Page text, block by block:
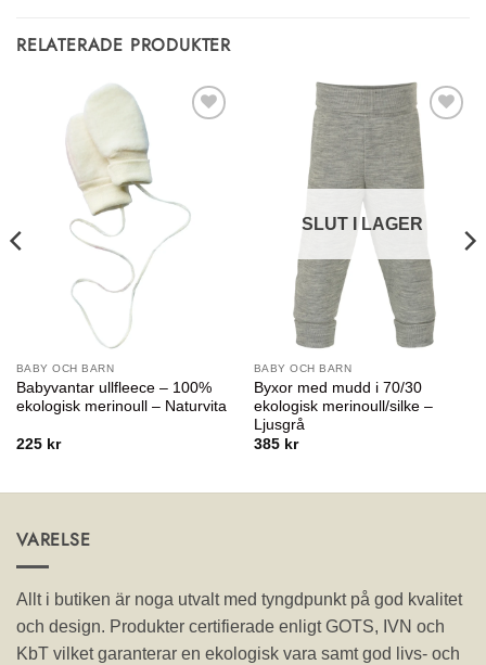
RELATERADE PRODUKTER
BABY OCH BARN
Babyvantar ullfleece – 100%
ekologisk merinoull – Naturvita
225 kr
Lägg till i
önskelistan
SLUT I LAGER
BABY OCH BARN
Byxor med mudd i 70/30
ekologisk merinoull/silke –
Ljusgrå
385 kr
VARELSE
Allt i butiken är noga utvalt med tyngdpunkt på god kvalitet
och design. Produkter certifierade enligt GOTS, IVN och
KbT vilket garanterar en ekologisk vara samt god livs- och